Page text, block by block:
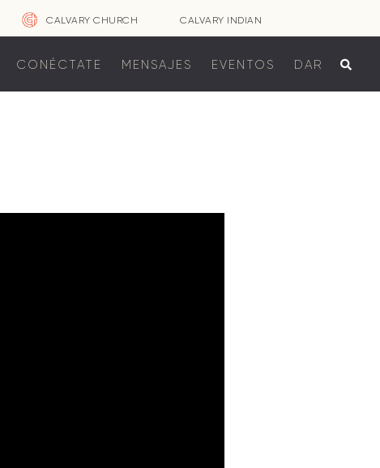
CALVARY CHURCH CALVARY INDIAN

CONÉCTATE MENSAJES EVENTOS DAR